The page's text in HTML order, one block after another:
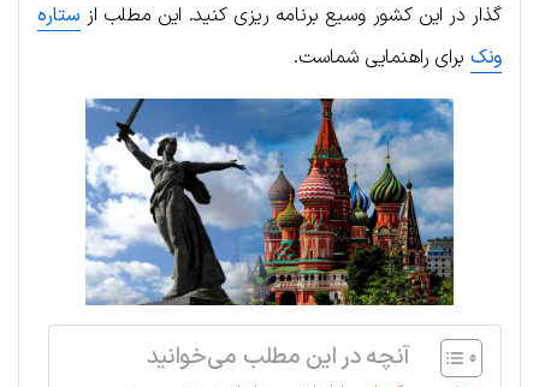
گذار در این کشور وسیع برنامه ریزی کنید. این مطلب از ستاره
ونک برای راهنمایی شماست.
آنچه در این مطلب می‌خوانید